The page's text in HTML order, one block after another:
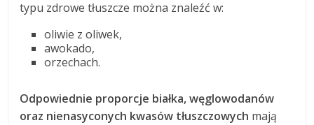
typu zdrowe tłuszcze można znaleźć w:
oliwie z oliwek,
awokado,
orzechach.
Odpowiednie proporcje białka, węglowodanów
oraz nienasyconych kwasów tłuszczowych mają